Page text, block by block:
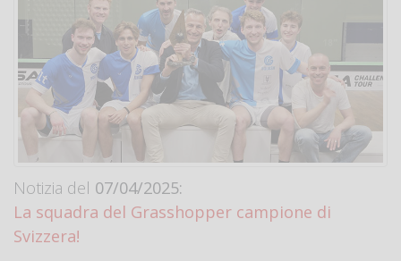
Notizia del 07/04/2025:
La squadra del Grasshopper campione di
Svizzera!